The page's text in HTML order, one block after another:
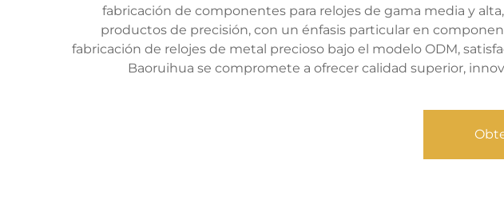
fabricación de componentes para relojes de gama media y
productos de precisión, con un énfasis particular en
fabricación de relojes de metal precioso bajo el modelo ODM,
Baoruihua se compromete a ofrecer calidad superior,